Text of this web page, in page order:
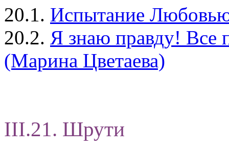
20.1. Испытание
20.2. Я знаю правду! Все
(Марина Цветаева)
III.21. Шрути